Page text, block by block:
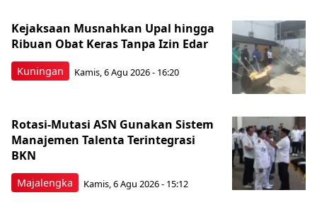
Kuningan
Kejaksaan Musnahkan Upal hingga
Ribuan Obat Keras Tanpa Izin Edar
Kamis, 6 Agu 2026 - 16:20
Majalengka
Rotasi-Mutasi ASN Gunakan Sistem
Manajemen Talenta Terintegrasi
BKN
Kamis, 6 Agu 2026 - 15:12